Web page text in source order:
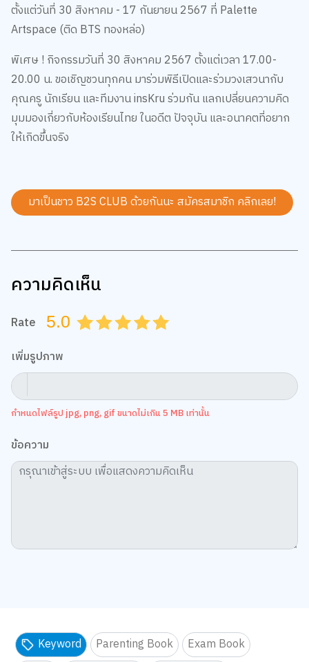
ตั้งแต่วันที่ 30 สิงหาคม - 17 กันยายน 2567 ที่ Palette
Artspace (ติด BTS ทองหล่อ)
พิเศษ ! กิจกรรมวันที่ 30 สิงหาคม 2567 ตั้งแต่เวลา 17.00-
20.00 น. ขอเชิญชวนทุกคน มาร่วมพิธีเปิดและร่วมวงเสวนากับ
คุณครู นักเรียน และทีมงาน insKru ร่วมกัน แลกเปลี่ยนความคิด
มุมมองเกี่ยวกับห้องเรียนไทย ในอดีต ปัจจุบัน และอนาคตที่อยาก
ให้เกิดขึ้นจริง
มาเป็นชาว B2S CLUB ด้วยกันนะ สมัครสมาชิก คลิกเลย!
ความคิดเห็น
Rate 5.0 4.5
4.0
3.5
3.0
2.5
2.0
1.5
1.0
0.5
เพิ่มรูปภาพ
กำหนดไฟล์รูป jpg, png, gif ขนาดไม่เกิน 5 MB เท่านั้น
ข้อความ
Keyword Parenting Book
Exam Book